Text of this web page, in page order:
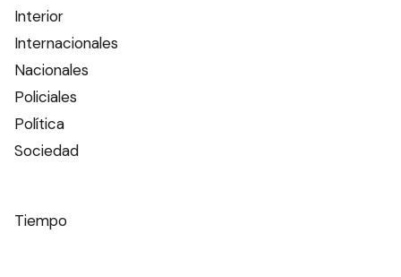
Interior
Internacionales
Nacionales
Policiales
Política
Sociedad
Tiempo